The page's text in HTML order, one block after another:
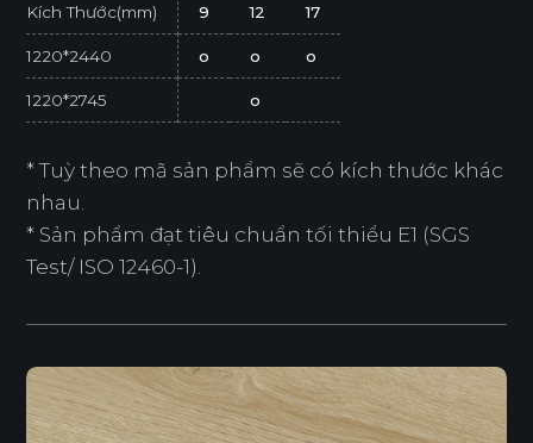
Kích Thước(mm) 9 12 17
1220*2440 o o o
1220*2745 o
* Tuỳ theo mã sản phẩm sẽ có kích thước khác
nhau.
* Sản phẩm đạt tiêu chuẩn tối thiểu E1 (SGS
Test/ ISO 12460-1).